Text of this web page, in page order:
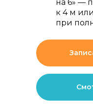
на 6» —
к 4 м
при